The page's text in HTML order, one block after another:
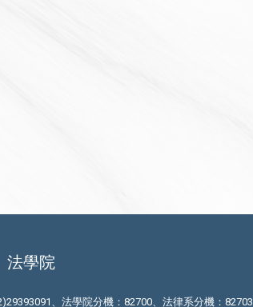
法學院
、法學院分機：82700、法律系分機：82703